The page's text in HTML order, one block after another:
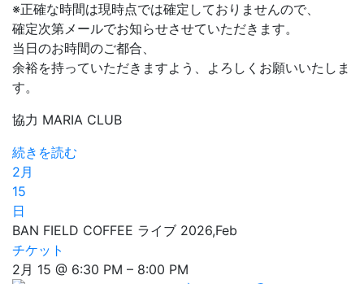
※正確な時間は現時点では確定しておりませんので、
確定次第メールでお知らせさせていただきます。
当日のお時間のご都合、
余裕を持っていただきますよう、よろしくお願いいたしま
す。
協力 MARIA CLUB
続きを読む
2月
15
日
BAN FIELD COFFEE ライブ 2026,Feb
チケット
2月 15 @ 6:30 PM – 8:00 PM